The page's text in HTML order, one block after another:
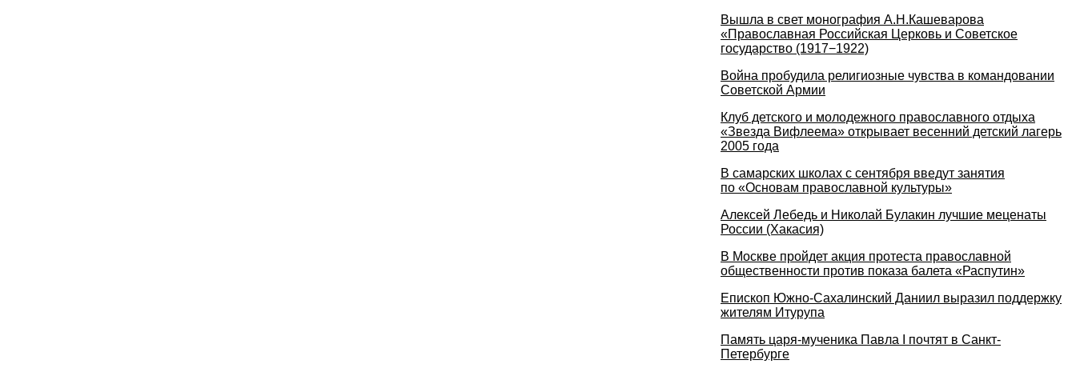
Вышла в свет монография А.Н.Кашеварова
«Православная Российская Церковь и Советское
государство (1917−1922)
Война пробудила религиозные чувства в командовании
Советской Армии
Клуб детского и молодежного православного отдыха
«Звезда Вифлеема» открывает весенний детский лагерь
2005 года
В самарских школах с сентября введут занятия
по «Основам православной культуры»
Алексей Лебедь и Николай Булакин лучшие меценаты
России (Хакасия)
В Москве пройдет акция протеста православной
общественности против показа балета «Распутин»
Епископ Южно-Сахалинский Даниил выразил поддержку
жителям Итурупа
Память царя-мученика Павла I почтят в Санкт-
Петербурге